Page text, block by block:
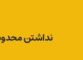
نداشتن